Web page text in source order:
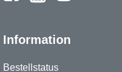
Information
Bestellstatus